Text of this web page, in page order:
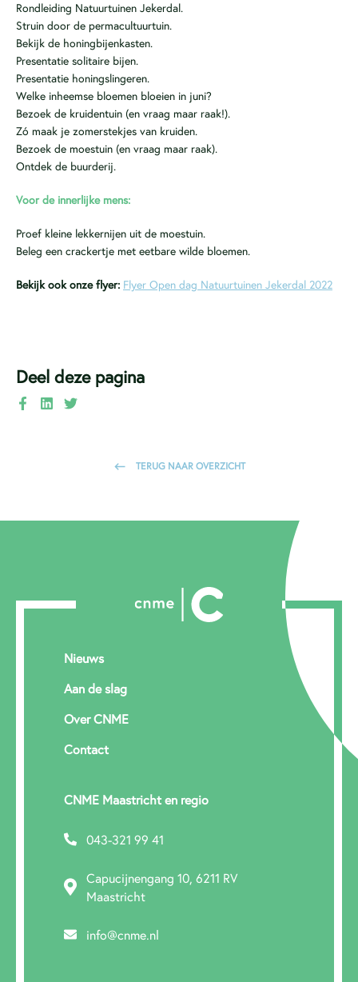
Rondleiding Natuurtuinen Jekerdal.
Struin door de permacultuurtuin.
Bekijk de honingbijenkasten.
Presentatie solitaire bijen.
Presentatie honingslingeren.
Welke inheemse bloemen bloeien in juni?
Bezoek de kruidentuin (en vraag maar raak!).
Zó maak je zomerstekjes van kruiden.
Bezoek de moestuin (en vraag maar raak).
Ontdek de buurderij.
Voor de innerlijke mens:
Proef kleine lekkernijen uit de moestuin.
Beleg een crackertje met eetbare wilde bloemen.
Bekijk ook onze flyer: Flyer Open dag Natuurtuinen Jekerdal 2022
Deel deze pagina
TERUG NAAR OVERZICHT
Nieuws
Aan de slag
Over CNME
Contact
CNME Maastricht en regio
043-321 99 41
Capucijnengang 10, 6211 RV
Maastricht
info@cnme.nl